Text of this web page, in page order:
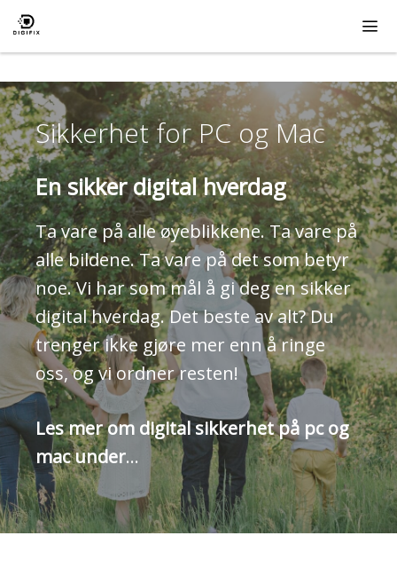
Hopp
til
innhold
Sikkerhet for PC og Mac
En sikker digital hverdag
Ta vare på alle øyeblikkene. Ta vare på
alle bildene. Ta vare på det som betyr
noe. Vi har som mål å gi deg en sikker
digital hverdag. Det beste av alt? Du
trenger ikke gjøre mer enn å ringe
oss, og vi ordner resten!
Les mer om digital sikkerhet på pc og
mac under…